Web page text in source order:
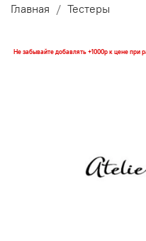
Главная Тестеры
Не забывайте добавлять +1000р к цене